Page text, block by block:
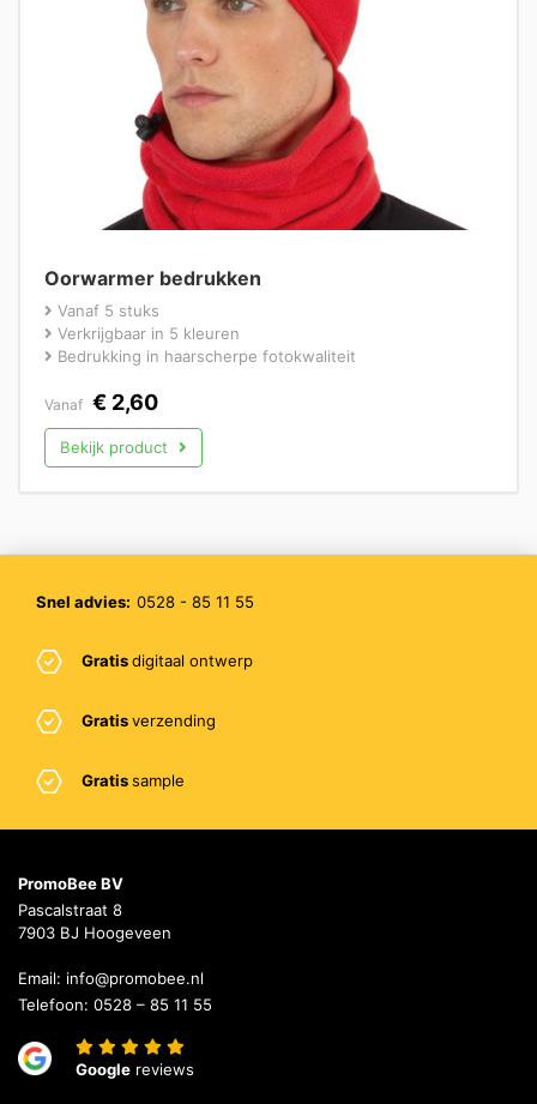
Oorwarmer bedrukken
Vanaf 5 stuks
Verkrijgbaar in 5 kleuren
Bedrukking in haarscherpe fotokwaliteit
Vanaf € 2,60
Bekijk product
Snel advies: 0528 - 85 11 55
Gratisdigitaal ontwerp
Gratisverzending
Gratissample
PromoBee BV
Pascalstraat 8
7903 BJ Hoogeveen
Email: info@promobee.nl
Telefoon: 0528 – 85 11 55
Google reviews